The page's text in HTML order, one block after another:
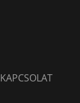
KAPCSOLAT